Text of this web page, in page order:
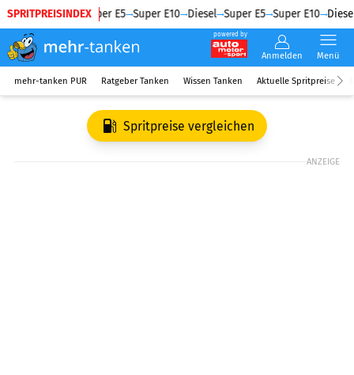
SPRITPREISINDEX
Diesel Super E5 Super E10 Diesel Super E5 Super E10 Diesel
powered by
Anmelden Menü
mehr-tanken PUR Ratgeber Tanken Wissen Tanken Aktuelle Spritpreise
Spritpreise vergleichen
ANZEIGE